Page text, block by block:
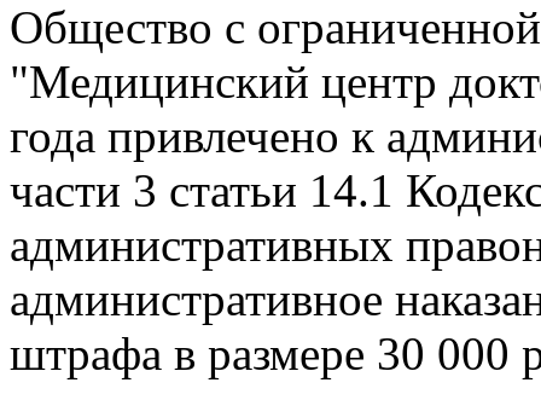
Общество с
"Медицинский центр
года привлечено к
части 3 статьи 14.1
административных
административное
штрафа в размере 30 000